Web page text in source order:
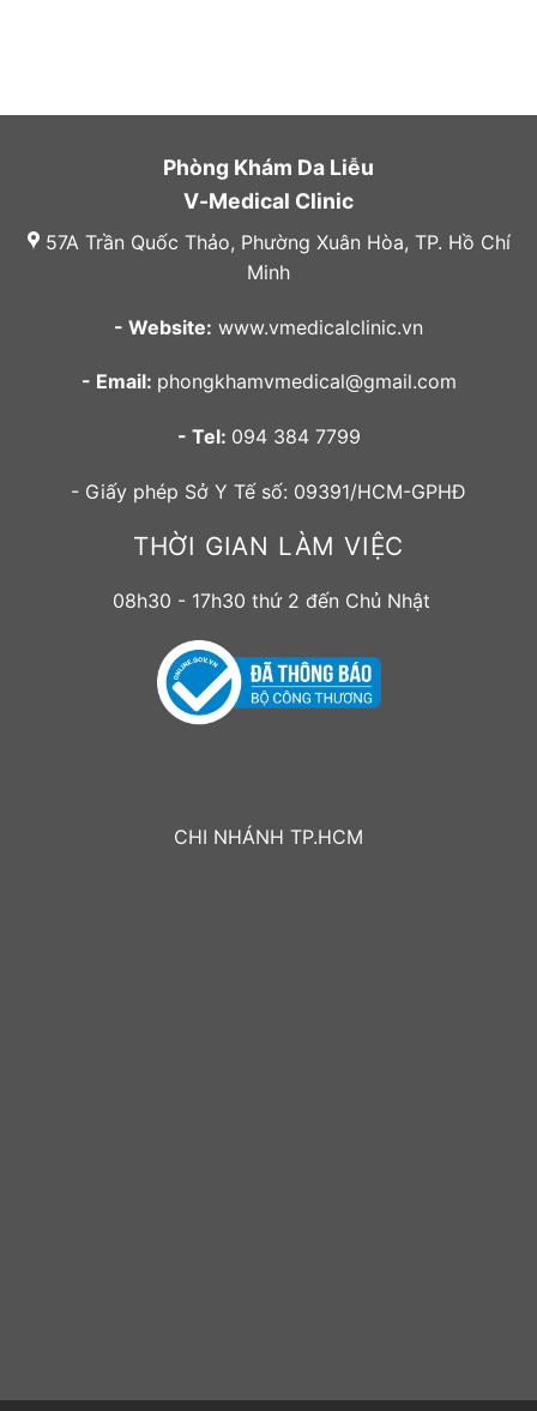
Phòng Khám Da Liễu
V-Medical Clinic
57A Trần Quốc Thảo, Phường Xuân Hòa, TP. Hồ Chí
Minh
- Website: www.vmedicalclinic.vn
- Email: phongkhamvmedical@gmail.com
- Tel: 094 384 7799
- Giấy phép Sở Y Tế số: 09391/HCM-GPHĐ
THỜI GIAN LÀM VIỆC
08h30 - 17h30 thứ 2 đến Chủ Nhật
CHI NHÁNH TP.HCM